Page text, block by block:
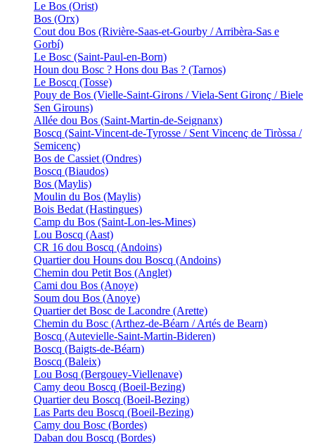
Le Bos (Orist)
Bos (Orx)
Cout dou Bos (Rivière-Saas-et-Gourby / Arribèra-Sas e
Gorbí)
Le Bosc (Saint-Paul-en-Born)
Houn dou Bosc ? Hons dou Bas ? (Tarnos)
Le Boscq (Tosse)
Pouy de Bos (Vielle-Saint-Girons / Viela-Sent Gironç / Biele
Sen Girouns)
Allée dou Bos (Saint-Martin-de-Seignanx)
Boscq (Saint-Vincent-de-Tyrosse / Sent Vincenç de Tiròssa /
Semicenç)
Bos de Cassiet (Ondres)
Boscq (Biaudos)
Bos (Maylis)
Moulin du Bos (Maylis)
Bois Bedat (Hastingues)
Camp du Bos (Saint-Lon-les-Mines)
Lou Boscq (Aast)
CR 16 dou Boscq (Andoins)
Quartier dou Houns dou Boscq (Andoins)
Chemin dou Petit Bos (Anglet)
Cami dou Bos (Anoye)
Soum dou Bos (Anoye)
Quartier det Bosc de Lacondre (Arette)
Chemin du Bosc (Arthez-de-Béarn / Artés de Bearn)
Boscq (Autevielle-Saint-Martin-Bideren)
Boscq (Baigts-de-Béarn)
Boscq (Baleix)
Lou Bosq (Bergouey-Viellenave)
Camy deou Boscq (Boeil-Bezing)
Quartier deu Boscq (Boeil-Bezing)
Las Parts deu Boscq (Boeil-Bezing)
Camy dou Bosc (Bordes)
Daban dou Boscq (Bordes)